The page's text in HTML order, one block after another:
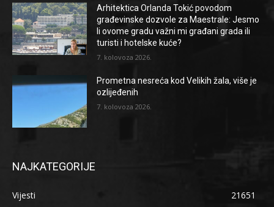
Arhitektica Orlanda Tokić povodom
građevinske dozvole za Maestrale: Jesmo
li ovome gradu važni mi građani grada ili
turisti i hotelske kuće?
7. kolovoza 2026.
Prometna nesreća kod Velikih žala, više je
ozlijeđenih
7. kolovoza 2026.
NAJKATEGORIJE
Vijesti
21651